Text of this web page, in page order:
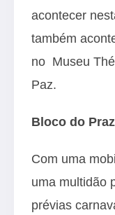
acontecer
também
no Museu
Paz.
Bloco do
Com uma
uma multidão
prévias